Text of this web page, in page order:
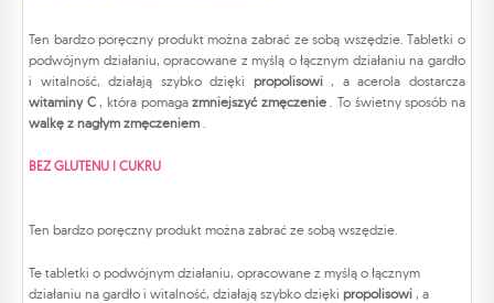
Ten bardzo poręczny produkt można zabrać ze sobą wszędzie. Tabletki o
podwójnym działaniu, opracowane z myślą o łącznym działaniu na gardło
i witalność, działają szybko dzięki propolisowi, a acerola dostarcza
witaminy C, która pomagazmniejszyć zmęczenie. To świetny sposób na
walkę z nagłym zmęczeniem
BEZ GLUTENU I CUKRU
Ten bardzo poręczny produkt można zabrać ze sobą wszędzie.
Te tabletki o podwójnym działaniu, opracowane z myślą o łącznym
działaniu na gardło i witalność, działają szybko dzięki propolisowi , a